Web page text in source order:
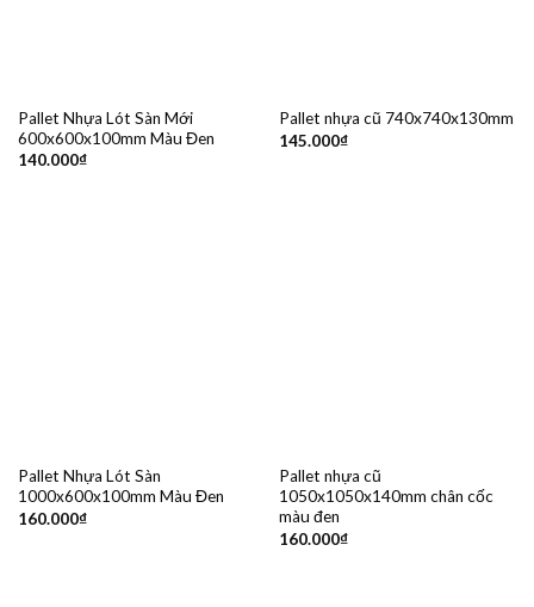
Pallet Nhựa Lót Sàn Mới
600x600x100mm Màu Đen
140.000₫
Pallet nhựa cũ 740x740x130mm
145.000₫
Pallet Nhựa Lót Sàn
1000x600x100mm Màu Đen
160.000₫
Pallet nhựa cũ
1050x1050x140mm chân cốc
màu đen
160.000₫